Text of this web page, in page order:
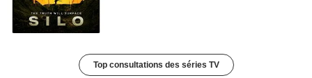
Top consultations des séries TV